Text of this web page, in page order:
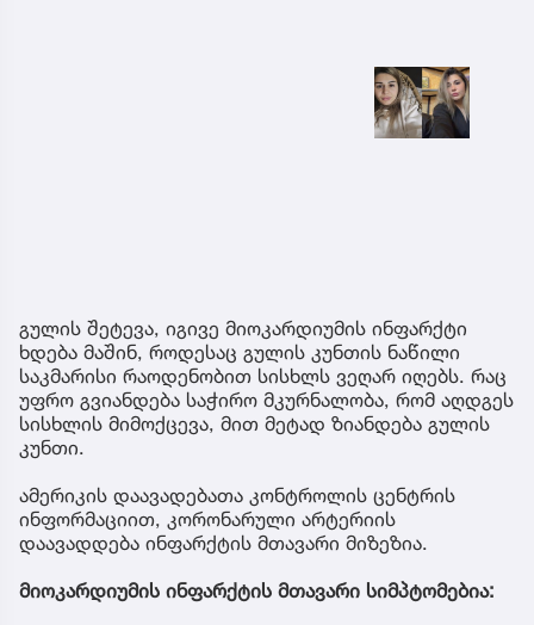
გულის შეტევა, იგივე მიოკარდიუმის ინფარქტი
ხდება მაშინ, როდესაც გულის კუნთის ნაწილი
საკმარისი რაოდენობით სისხლს ვეღარ იღებს. რაც
უფრო გვიანდება საჭირო მკურნალობა, რომ აღდგეს
სისხლის მიმოქცევა, მით მეტად ზიანდება გულის
კუნთი.
ამერიკის დაავადებათა კონტროლის ცენტრის
ინფორმაციით, კორონარული არტერიის
დაავადდება ინფარქტის მთავარი მიზეზია.
მიოკარდიუმის ინფარქტის მთავარი სიმპტომებია: